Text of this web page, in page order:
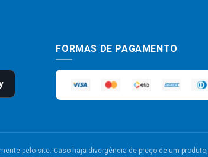
FORMAS DE PAGAMENTO
pelo site. Caso haja divergência de preço de um produto,